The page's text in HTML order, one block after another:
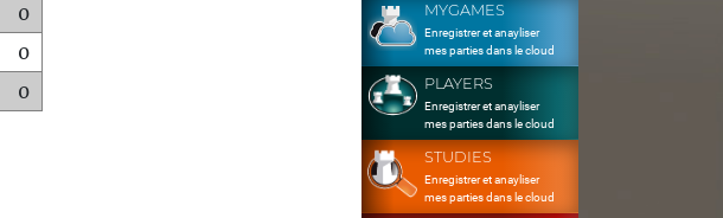
0
0
0
MYGAMES
Enregistrer et anayliser
mes parties dans le cloud
PLAYERS
Enregistrer et anayliser
mes parties dans le cloud
STUDIES
Enregistrer et anayliser
mes parties dans le cloud